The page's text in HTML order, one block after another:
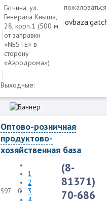
Гатчина, ул.
Генерала Кныша,
28, корп.1 (500 м
от зaправки
«NЕSTE» в
стoрону
«Аэродрома»)
Выходные:
пожаловаться
Оптово-розничная
продуктово-
хозяйственная база
597 0
1
2
3
(8-
81371)
70-686